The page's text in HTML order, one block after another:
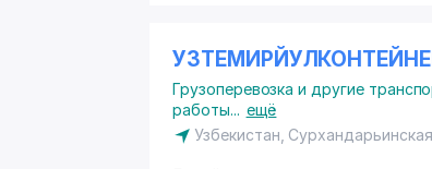
Грузоперевозка и другие
работы... ещё
Узбекистан,